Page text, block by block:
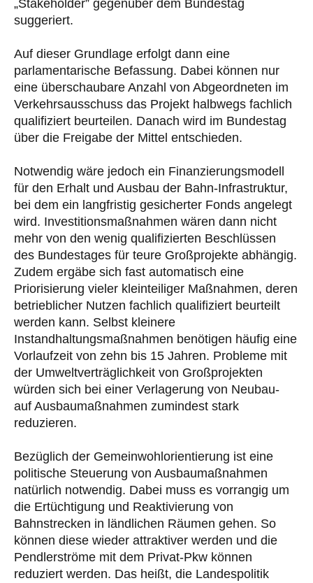
„Stakeholder” gegenüber dem Bundestag
suggeriert.
Auf dieser Grundlage erfolgt dann eine
parlamentarische Befassung. Dabei können nur
eine überschaubare Anzahl von Abgeordneten im
Verkehrsausschuss das Projekt halbwegs fachlich
qualifiziert beurteilen. Danach wird im Bundestag
über die Freigabe der Mittel entschieden.
Notwendig wäre jedoch ein Finanzierungsmodell
für den Erhalt und Ausbau der Bahn-Infrastruktur,
bei dem ein langfristig gesicherter Fonds angelegt
wird. Investitionsmaßnahmen wären dann nicht
mehr von den wenig qualifizierten Beschlüssen
des Bundestages für teure Großprojekte abhängig.
Zudem ergäbe sich fast automatisch eine
Priorisierung vieler kleinteiliger Maßnahmen, deren
betrieblicher Nutzen fachlich qualifiziert beurteilt
werden kann. Selbst kleinere
Instandhaltungsmaßnahmen benötigen häufig eine
Vorlaufzeit von zehn bis 15 Jahren. Probleme mit
der Umweltverträglichkeit von Großprojekten
würden sich bei einer Verlagerung von Neubau-
auf Ausbaumaßnahmen zumindest stark
reduzieren.
Bezüglich der Gemeinwohlorientierung ist eine
politische Steuerung von Ausbaumaßnahmen
natürlich notwendig. Dabei muss es vorrangig um
die Ertüchtigung und Reaktivierung von
Bahnstrecken in ländlichen Räumen gehen. So
können diese wieder attraktiver werden und die
Pendlerströme mit dem Privat-Pkw können
reduziert werden. Das heißt, die Landespolitik